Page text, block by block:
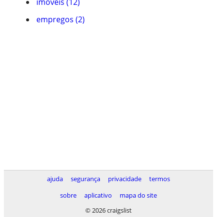
empregos (2)
ajuda segurança privacidade
termos
sobre
aplicativo
mapa do site
© 2026 craigslist